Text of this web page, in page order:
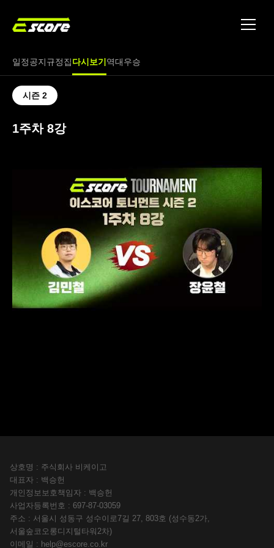
문의
일정공지규정집다시보기 역대우승
시즌 2
1주차 8강
상호명 : 주식회사 비케이고
대표자 : 백승헌
개인정보보호책임자 : 백승헌
사업자등록번호 : 697-87-03059
주소 : 서울시 성동구 성수이로7길 27, 803호 (성수동2가,
서울숲코오롱디지털타워2차)
이메일 : help@escore.co.kr